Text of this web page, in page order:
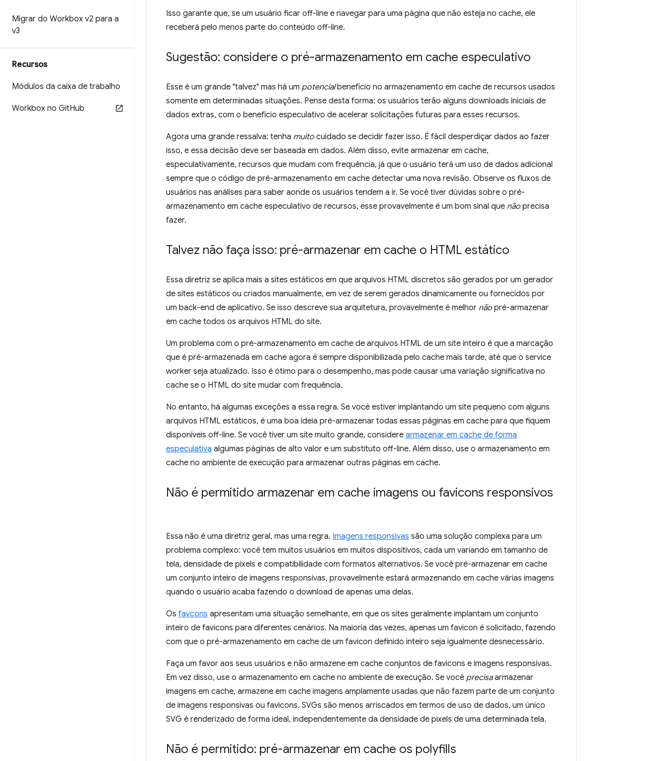
Migrar do Workbox v2 para a
v3
Recursos
Módulos da caixa de trabalho
Workbox no GitHub
Isso garante que, se um usuário ficar off-line e navegar para uma página que não esteja no cache, ele
receberá pelo menos parte do conteúdo off-line.
Sugestão: considere o pré-armazenamento em cache especulativo
Esse é um grande "talvez" mas há um potencialbenefício no armazenamento em cache de recursos usados
somente em determinadas situações. Pense desta forma: os usuários terão alguns downloads iniciais de
dados extras, com o benefício especulativo de acelerar solicitações futuras para esses recursos.
Agora uma grande ressalva: tenha muito cuidado se decidir fazer isso. É fácil desperdiçar dados ao fazer
isso, e essa decisão deve ser baseada em dados. Além disso, evite armazenar em cache,
especulativamente, recursos que mudam com frequência, já que o usuário terá um uso de dados adicional
sempre que o código de pré-armazenamento em cache detectar uma nova revisão. Observe os fluxos de
usuários nas análises para saber aonde os usuários tendem a ir. Se você tiver dúvidas sobre o pré-
armazenamento em cache especulativo de recursos, esse provavelmente é um bom sinal que não precisa
fazer.
Talvez não faça isso: pré-armazenar em cache o HTML estático
Essa diretriz se aplica mais a sites estáticos em que arquivos HTML discretos são gerados por um gerador
de sites estáticos ou criados manualmente, em vez de serem gerados dinamicamente ou fornecidos por
um back-end de aplicativo. Se isso descreve sua arquitetura, provavelmente é melhor não pré-armazenar
em cache todos os arquivos HTML do site.
Um problema com o pré-armazenamento em cache de arquivos HTML de um site inteiro é que a marcação
que é pré-armazenada em cache agora é sempre disponibilizada pelo cache mais tarde, até que o service
worker seja atualizado. Isso é ótimo para o desempenho, mas pode causar uma variação significativa no
cache se o HTML do site mudar com frequência.
No entanto, há algumas exceções a essa regra. Se você estiver implantando um site pequeno com alguns
arquivos HTML estáticos, é uma boa ideia pré-armazenar todas essas páginas em cache para que fiquem
disponíveis off-line. Se você tiver um site muito grande, considere armazenar em cache de forma
especulativa algumas páginas de alto valor e um substituto off-line. Além disso, use o armazenamento em
cache no ambiente de execução para armazenar outras páginas em cache.
Não é permitido armazenar em cache imagens ou favicons responsivos
Essa não é uma diretriz geral, mas uma regra. Imagens responsivas são uma solução complexa para um
problema complexo: você tem muitos usuários em muitos dispositivos, cada um variando em tamanho de
tela, densidade de pixels e compatibilidade com formatos alternativos. Se você pré-armazenar em cache
um conjunto inteiro de imagens responsivas, provavelmente estará armazenando em cache várias imagens
quando o usuário acaba fazendo o download de apenas uma delas.
Os favcons apresentam uma situação semelhante, em que os sites geralmente implantam um conjunto
inteiro de favicons para diferentes cenários. Na maioria das vezes, apenas um favicon é solicitado, fazendo
com que o pré-armazenamento em cache de um favicon definido inteiro seja igualmente desnecessário.
Faça um favor aos seus usuários e não armazene em cache conjuntos de favicons e imagens responsivas.
Em vez disso, use o armazenamento em cache no ambiente de execução. Se você precisaarmazenar
imagens em cache, armazene em cache imagens amplamente usadas que não fazem parte de um conjunto
de imagens responsivas ou favicons. SVGs são menos arriscados em termos de uso de dados, um único
SVG é renderizado de forma ideal, independentemente da densidade de pixels de uma determinada tela.
Não é permitido: pré-armazenar em cache os polyfills